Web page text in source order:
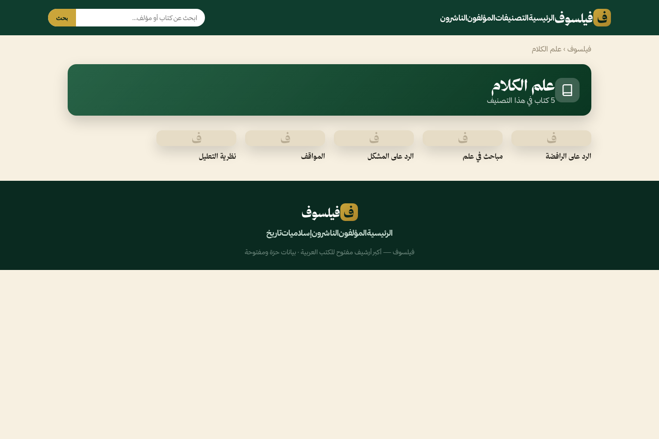
ف فيلسوفالرئيسيةالتصنيفاتالمؤلفونالناشرون بحث
فيلسوف › علم الكلام
علم الكلام
5 كتاب في هذا التصنيف
ف
الرد على الرافضة
ف
مباحث في علم
ف
الرد على المشكل
ف
المواقف
ف
نظرية التعليل
ف فيلسوف
الرئيسيةالمؤلفونالناشرونإسلامياتتاريخ
فيلسوف — أكبر أرشيف مفتوح للكتب العربية · بيانات حرّة ومفتوحة